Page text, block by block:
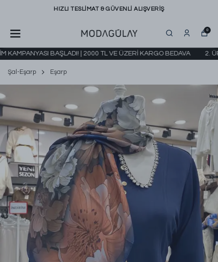
HIZLI TESLİMAT & GÜVENLİ ALIŞVERİŞ
0
BAŞLADI! | 2000 TL VE ÜZERİ KARGO BEDAVA 2.
Şal-Eşarp Eşarp